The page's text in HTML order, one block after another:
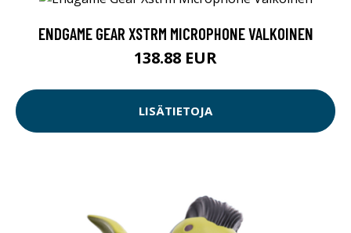
ENDGAME GEAR XSTRM MICROPHONE VALKOINEN
138.88 EUR
LISÄTIETOJA